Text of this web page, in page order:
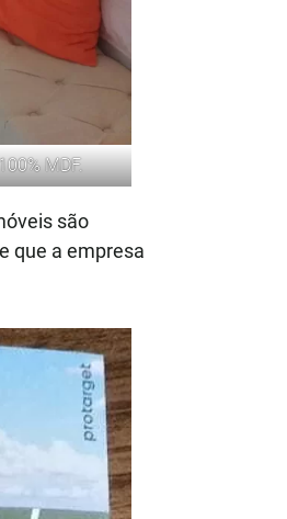
MDF.
são
que a empresa